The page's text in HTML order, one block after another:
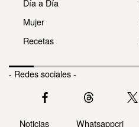
Día a Día
Mujer
Recetas
- Redes sociales -
Noticias Whatsappcri